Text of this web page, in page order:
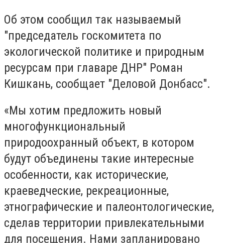
Об этом сообщил так называемый
"председатель госкомитета по
экологической политике и природным
ресурсам при главаре ДНР" Роман
Кишкань, сообщает "Деловой Донбасс".
«Мы хотим предложить новый
многофункциональный
природоохранный объект, в котором
будут объединены такие интересные
особенности, как исторические,
краеведческие, рекреационные,
этнографические и палеонтологические,
сделав территории привлекательными
для посещения. Нами запланировано